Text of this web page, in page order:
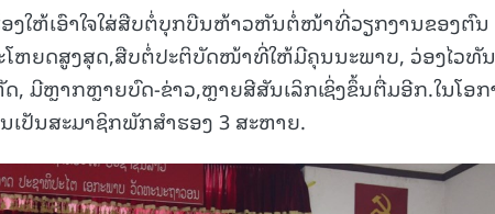
ງໃຫ້ເອົາໃຈໃສ່ສືບຕໍ່ບຸກບືນຫ້າວຫັນຕໍ່ໜ້າທີ່ວຽກງານຂອງຕົນ
ໂຫຍດສູງສຸດ,ສືບຕໍ່ປະຕິບັດໜ້າທີ່ໃຫ້ມີຄຸນນະພາບ, ວ່ອງໄວທັນ
, ມີຫຼາກຫຼາຍບົດ-ຂ່າວ,ຫຼາຍສີສັນເລິກເຊິ່ງຂຶ້ນຕື່ມອີກ.ໃນໂອກ
ປັນສະມາຊິກພັກສຳຮອງ 3 ສະຫາຍ.